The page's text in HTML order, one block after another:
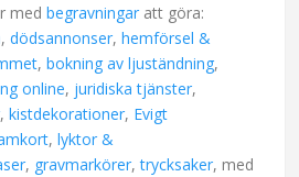
medbegravningar att göra:
,dödsannonser,hemförsel &
,bokning av ljuständning,
online, juridiska tjänster,
,kistdekorationer, Evigt
,lyktor &
, gravmarkörer,trycksaker, med